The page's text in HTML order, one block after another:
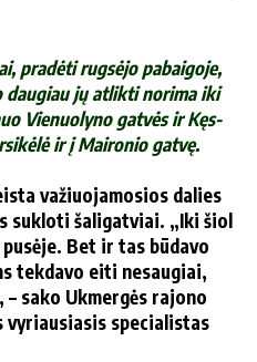
pra­dė­ti rug­sė­jo pa­bai­go­je,
dau­giau jų at­lik­ti no­ri­ma iki
Vie­nuo­ly­no gat­vės ir Kęs­
ir į Mai­ro­nio gat­vę.
va­žiuo­ja­mo­sios da­lies
su­klo­ti ša­li­gat­viai. „Iki šiol
Bet ir tas bū­da­vo
tek­da­vo ei­ti ne­sau­giai,
sa­ko Uk­mer­gės ra­jo­no
vy­riau­sia­sis spe­cia­lis­tas